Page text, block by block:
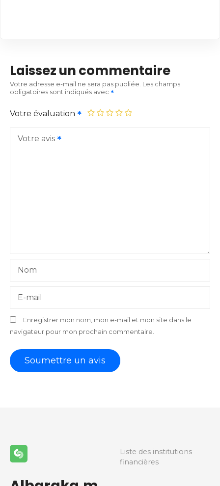
Laissez un commentaire
Votre adresse e-mail ne sera pas publiée. Les champs
obligatoires sont indiqués avec
Votre évaluation
Votre avis
Nom
E-mail
Enregistrer mon nom, mon e-mail et mon site dans le
navigateur pour mon prochain commentaire.
Liste des institutions
financières